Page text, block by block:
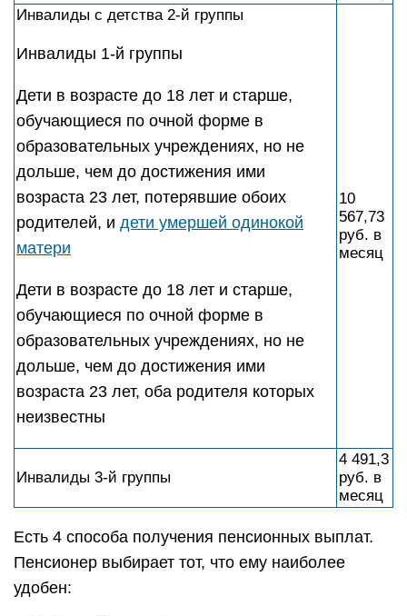
Инвалиды с детства 2-й группы
Инвалиды 1-й группы
Дети в возрасте до 18 лет и старше,
обучающиеся по очной форме в
образовательных учреждениях, но не
дольше, чем до достижения ими
возраста 23 лет, потерявшие обоих
родителей, и дети умершей одинокой
матери
Дети в возрасте до 18 лет и старше,
обучающиеся по очной форме в
образовательных учреждениях, но не
дольше, чем до достижения ими
возраста 23 лет, оба родителя которых
неизвестны
10
567,73
руб. в
месяц
Инвалиды 3-й группы
4 491,3
руб. в
месяц
Есть 4 способа получения пенсионных выплат.
Пенсионер выбирает тот, что ему наиболее
удобен: